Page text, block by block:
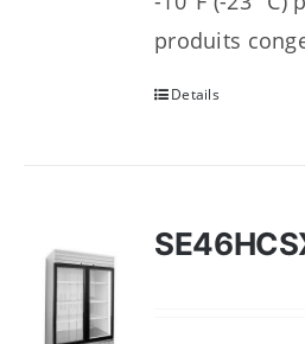
produits
Details